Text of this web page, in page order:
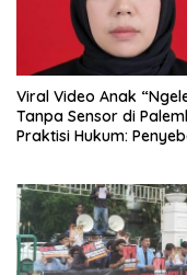
Viral Video Anak
Tanpa Sensor di
Praktisi Hukum: